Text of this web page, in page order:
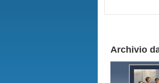
Archivio